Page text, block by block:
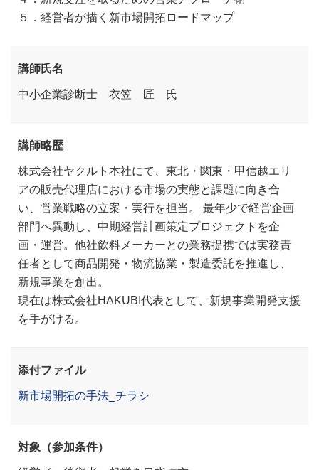
５．経営者が描く新市場開拓ロードマップ
講師氏名
中小企業診断士 衣笠 匠 氏
講師略歴
株式会社ヤクルト本社にて、東北・関東・甲信越エリ
アの販売代理店における市場の実態と課題に向き合
い、営業戦略の立案・実行を担当。 最年少で経営企画
部門へ異動し、中期経営計画策定プロジェクトを企
画・運営。他社飲料メーカーとの業務提携では実務責
任者として商品開発・物流協業・製造委託を推進し、
新規事業を創出。
現在は株式会社HAKUBI代表として、新規事業開発支援
を手がける。
添付ファイル
新市場開拓の手法_チラシ
対象（参加条件）